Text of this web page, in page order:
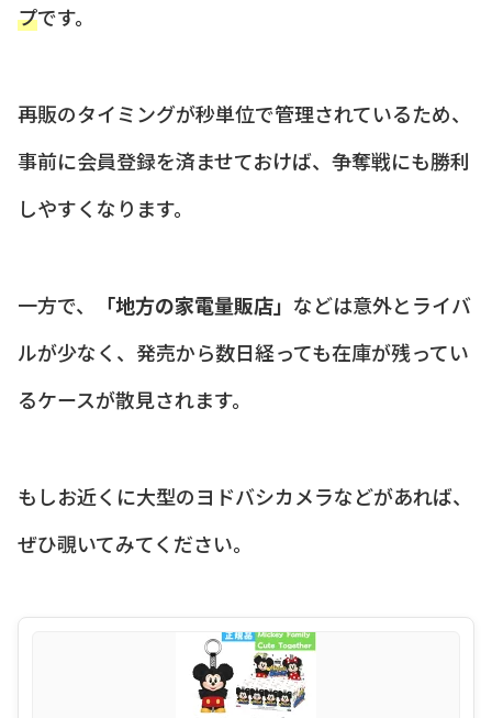
プです。
再販のタイミングが秒単位で管理されているため、
事前に会員登録を済ませておけば、争奪戦にも勝利
しやすくなります。
一方で、 「地方の家電量販店」 などは意外とライバ
ルが少なく、発売から数日経っても在庫が残ってい
るケースが散見されます。
もしお近くに大型のヨドバシカメラなどがあれば、
ぜひ覗いてみてください。